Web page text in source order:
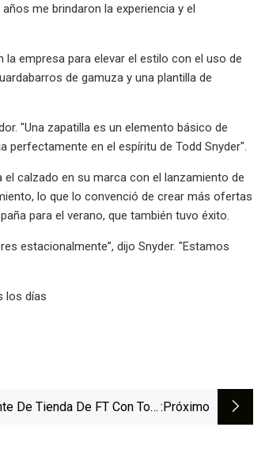
me brindaron la experiencia y el
empresa para elevar el estilo con el uso de
de gamuza y una plantilla de
"Una zapatilla es un elemento básico de
en el espíritu de Todd Snyder".
calzado en su marca con el lanzamiento de
lo que lo convenció de crear más ofertas
para el verano, que también tuvo éxito.
estacionalmente”, dijo Snyder. "Estamos
los días
De Tienda De FT Con Tory :próximo